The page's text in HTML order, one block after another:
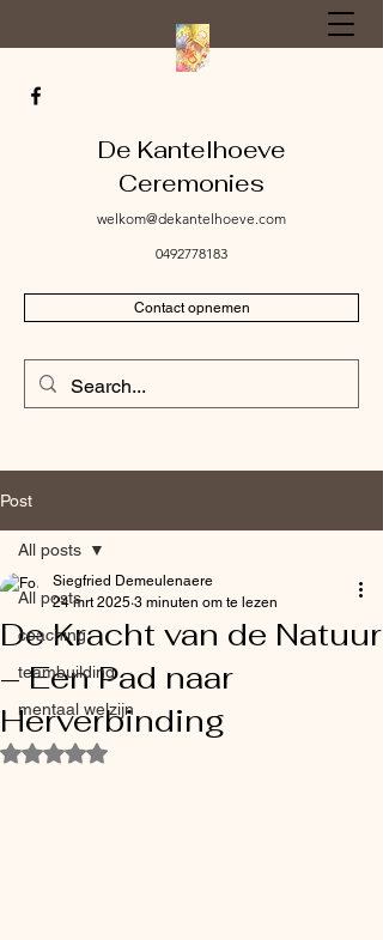
De Kantelhoeve
Ceremonies
welkom@dekantelhoeve.com
0492778183
Contact opnemen
Post
All posts
coaching
teambuilding
mentaal welzijn
All posts
De Kracht van de Natuur
– Een Pad naar
Herverbinding
Siegfried Demeulenaere
24 mrt 2025 3 minuten om te lezen
Beoordeeld met NaN uit 5 sterren.